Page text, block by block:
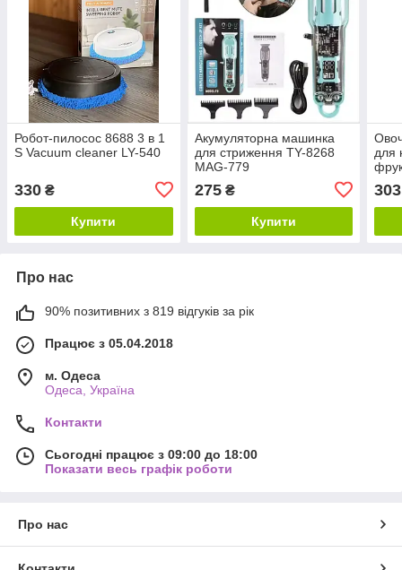
Робот-пилосос 8688 3 в 1
S Vacuum cleaner LY-540
330 ₴
Купити
Акумуляторна машинка
для стриження TY-8268
MAG-779
275₴
Купити
для
303
Про нас
90% позитивних з 819 відгуків за рік
Працює з 05.04.2018
м. Одеса
Одеса, Україна
Контакти
Сьогодні працює з 09:00 до 18:00
Показати весь графік роботи
Про нас